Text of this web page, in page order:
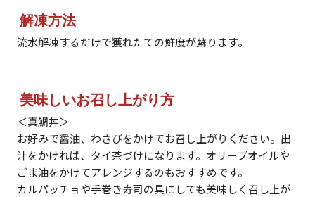
解凍方法
流水解凍するだけで獲れたての鮮度が蘇ります。
美味しいお召し上がり方
＜真鯛丼＞
お好みで醤油、わさびをかけてお召し上がりください。出
汁をかければ、タイ茶づけになります。オリーブオイルや
ごま油をかけてアレンジするのもおすすめです。
カルパッチョや手巻き寿司の具にしても美味しく召し上が